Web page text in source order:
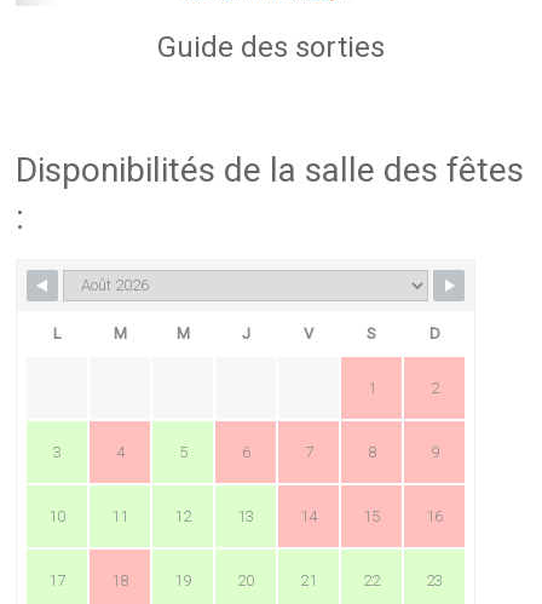
Guide des sorties
Disponibilités de la salle des fêtes
:
L M M J V S D
1 2
3 4 5 6 7 8 9
10 11 12 13 14 15 16
17 18 19 20 21 22 23